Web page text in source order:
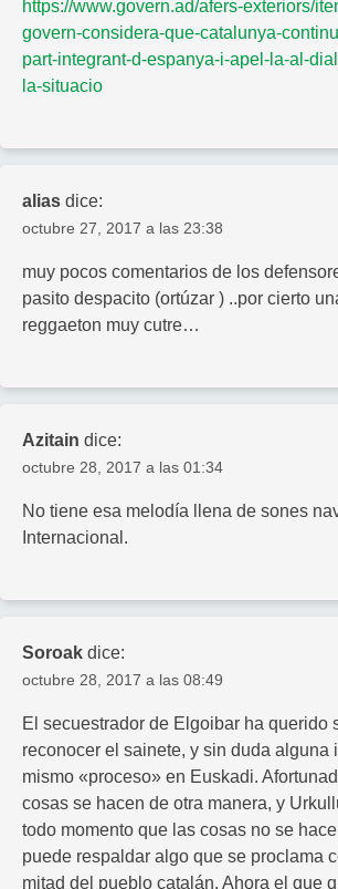
https://www.govern.ad/afers-exteriors/
govern-considera-que-catalunya-
part-integrant-d-espanya-i-apel-la-al-
la-situacio
alias dice:
octubre 27, 2017 a las 23:38
muy pocos comentarios de los
pasito despacito (ortúzar ) ..por cierto
reggaeton muy cutre…
Azitain dice:
octubre 28, 2017 a las 01:34
No tiene esa melodía llena de sones
Internacional.
Soroak dice:
octubre 28, 2017 a las 08:49
El secuestrador de Elgoibar ha querido
reconocer el sainete, y sin duda alguna
mismo «proceso» en Euskadi.
cosas se hacen de otra manera, y
todo momento que las cosas no se
puede respaldar algo que se proclama
mitad del pueblo catalán. Ahora el que